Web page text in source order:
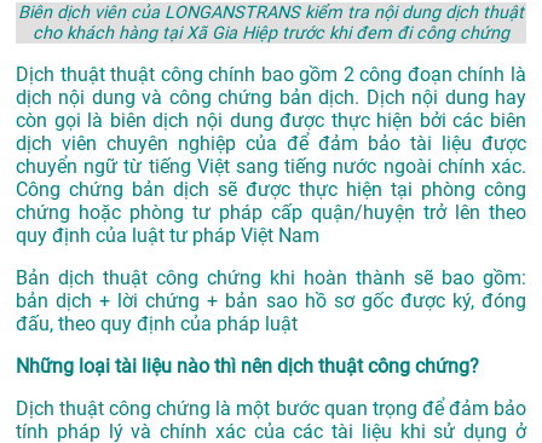
Biên dịch viên của LONGANSTRANS kiểm tra nội dung dịch thuật
cho khách hàng tại Xã Gia Hiệp trước khi đem đi công chứng
Dịch thuật thuật công chính bao gồm 2 công đoạn chính là
dịch nội dung và công chứng bản dịch. Dịch nội dung hay
còn gọi là biên dịch nội dung được thực hiện bởi các biên
dịch viên chuyên nghiệp của để đảm bảo tài liệu được
chuyển ngữ từ tiếng Việt sang tiếng nước ngoài chính xác.
Công chứng bản dịch sẽ được thực hiện tại phòng công
chứng hoặc phòng tư pháp cấp quận/huyện trở lên theo
quy định của luật tư pháp Việt Nam
Bản dịch thuật công chứng khi hoàn thành sẽ bao gồm:
bản dịch + lời chứng + bản sao hồ sơ gốc được ký, đóng
đấu, theo quy định của pháp luật
Những loại tài liệu nào thì nên dịch thuật công chứng?
Dịch thuật công chứng là một bước quan trọng để đảm bảo
tính pháp lý và chính xác của các tài liệu khi sử dụng ở